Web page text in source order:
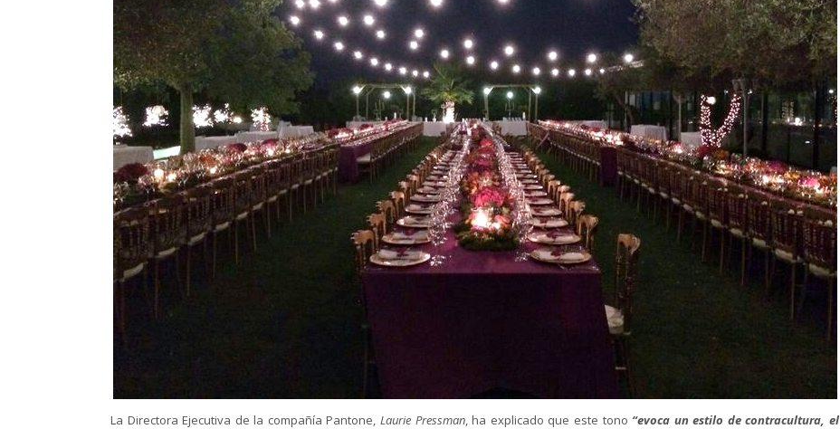
La Directora Ejecutiva de la compañía Pantone,Laurie Pressman, ha explicado que este tono “evoca un estilo de contracultura, el